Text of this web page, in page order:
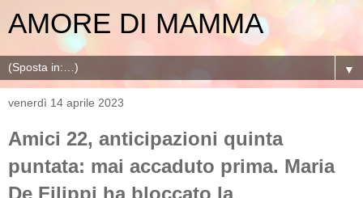
AMORE DI MAMMA
▼
venerdì 14 aprile 2023
Amici 22, anticipazioni quinta
puntata: mai accaduto prima. Maria
De Filippi ha bloccato la